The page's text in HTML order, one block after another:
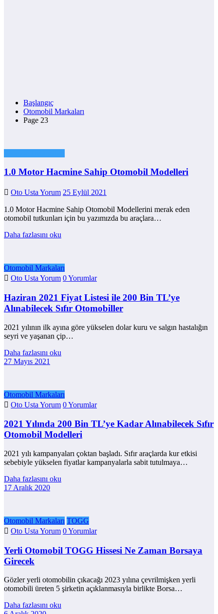
Başlangıç
Otomobil Markaları
Page 23
1.0 Motor Hacmine Sahip Otomobil Modelleri
Oto Usta Yorum 25 Eylül 2021
1.0 Motor Hacmine Sahip Otomobil Modellerini merak eden
otomobil tutkunları için bu yazımızda bu araçlara…
Daha fazlasını oku
Otomobil Markaları
Oto Usta Yorum 0 Yorumlar
Haziran 2021 Fiyat Listesi ile 200 Bin TL’ye
Alınabilecek Sıfır Otomobiller
2021 yılının ilk ayına göre yükselen dolar kuru ve salgın hastalığın
seyri ve yaşanan çip…
Daha fazlasını oku
27 Mayıs 2021
Otomobil Markaları
Oto Usta Yorum 0 Yorumlar
2021 Yılında 200 Bin TL’ye Kadar Alınabilecek Sıfır
Otomobil Modelleri
2021 yılı kampanyaları çoktan başladı. Sıfır araçlarda kur etkisi
sebebiyle yükselen fiyatlar kampanyalarla sabit tutulmaya…
Daha fazlasını oku
17 Aralık 2020
Otomobil Markaları TOGG
Oto Usta Yorum 0 Yorumlar
Yerli Otomobil TOGG Hissesi Ne Zaman Borsaya
Girecek
Gözler yerli otomobilin çıkacağı 2023 yılına çevrilmişken yerli
otomobili üreten 5 şirketin açıklanmasıyla birlikte Borsa…
Daha fazlasını oku